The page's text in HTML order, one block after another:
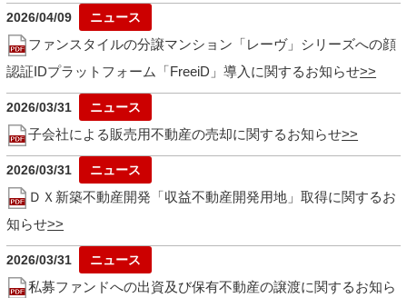
2026/04/09
ファンスタイルの分譲マンション「レーヴ」シリーズへの顔
認証IDプラットフォーム「FreeiD」導入に関するお知らせ
2026/03/31
子会社による販売用不動産の売却に関するお知らせ
2026/03/31
ＤＸ新築不動産開発「収益不動産開発用地」取得に関するお
知らせ
2026/03/31
私募ファンドへの出資及び保有不動産の譲渡に関するお知ら